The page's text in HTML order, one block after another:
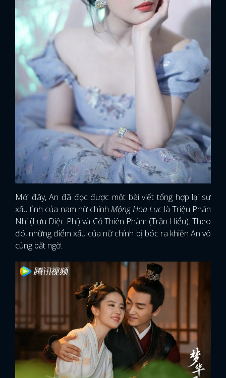
Mới đây, An đã đọc được một bài viết tổng hợp lại sự
xấu tình của nam nữ chínhMộng Hoa Lụclà Triệu Phán
Nhi (Lưu Diệc Phi) và Cố Thiên Phàm (Trần Hiểu). Theo
đó, những điểm xấu của nữ chính bị bóc ra khiến An vô
cùng bất ngờ.